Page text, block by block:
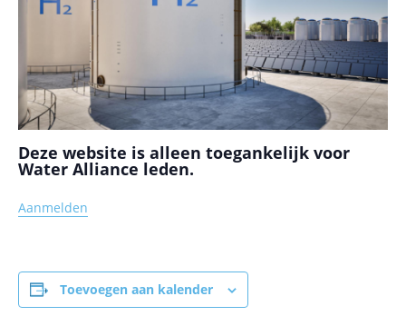
Deze website is alleen toegankelijk voor
Water Alliance leden.
Aanmelden
Toevoegen aan kalender